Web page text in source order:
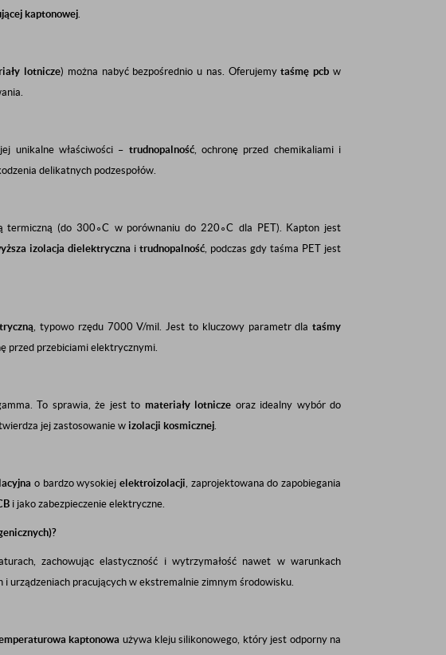
kaptonowej.
lotnicze) można nabyć bezpośrednio u nas. Oferujemytaśmę pcb w
unikalne właściwości – trudnopalność, ochronę przed chemikaliami i
delikatnych podzespołów.
termiczną (do 300 ∘C w porównaniu do 220 ∘C dla PET). Kapton jest
izolacja dielektryczna itrudnopalność, podczas gdy taśma PET jest
, typowo rzędu 7000 V/mil. Jest to kluczowy parametr dlataśmy
przed przebiciami elektrycznymi.
To sprawia, że jest to materiały lotnicze oraz idealny wybór do
jej zastosowanie w izolacji kosmicznej.
o bardzo wysokiejelektroizolacji, zaprojektowana do zapobiegania
i jako zabezpieczenie elektryczne.
zachowując elastyczność i wytrzymałość nawet w warunkach
urządzeniach pracujących w ekstremalnie zimnym środowisku.
kaptonowa używa kleju silikonowego, który jest odporny na